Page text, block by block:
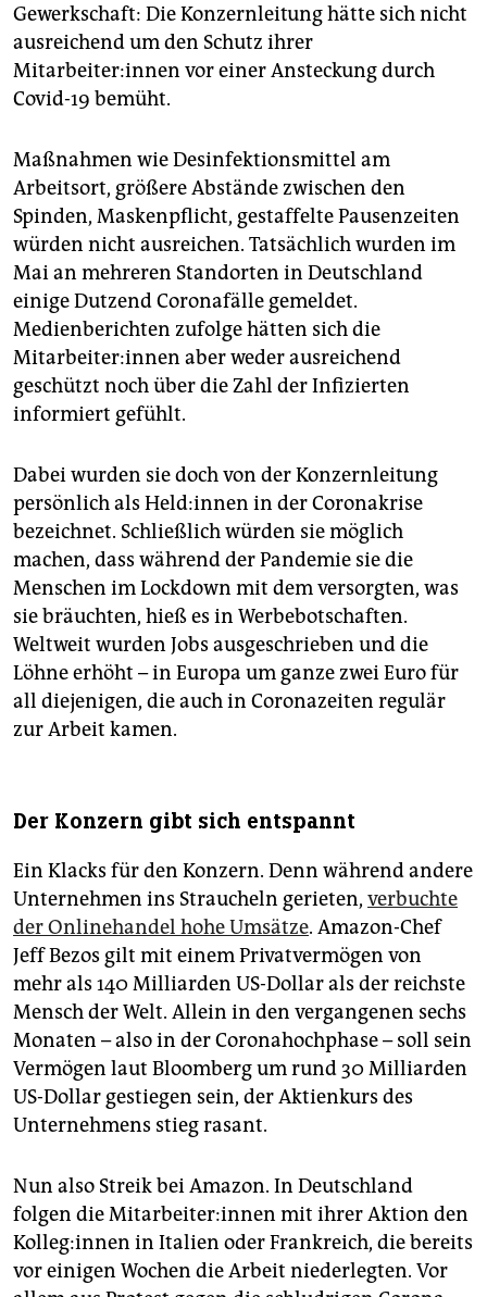
Gewerkschaft: Die Konzernleitung hätte sich nicht
ausreichend um den Schutz ihrer
Mitarbeiter:innen vor einer Ansteckung durch
Covid-19 bemüht.
Maßnahmen wie Desinfektionsmittel am
Arbeitsort, größere Abstände zwischen den
Spinden, Maskenpflicht, gestaffelte Pausenzeiten
würden nicht ausreichen. Tatsächlich wurden im
Mai an mehreren Standorten in Deutschland
einige Dutzend Coronafälle gemeldet.
Medienberichten zufolge hätten sich die
Mitarbeiter:innen aber weder ausreichend
geschützt noch über die Zahl der Infizierten
informiert gefühlt.
Dabei wurden sie doch von der Konzernleitung
persönlich als Held:innen in der Corona­krise
bezeichnet. Schließlich würden sie möglich
machen, dass während der Pandemie sie die
Menschen im Lockdown mit dem versorgten, was
sie bräuchten, hieß es in Werbebotschaften.
Weltweit wurden Jobs ausgeschrieben und die
Löhne erhöht – in Europa um ganze zwei Euro für
all diejenigen, die auch in Coronazeiten regulär
zur Arbeit kamen.
Der Konzern gibt sich entspannt
Ein Klacks für den Konzern. Denn während andere
Unternehmen ins Straucheln gerieten, verbuchte
der Onlinehandel hohe Umsätze. Amazon-Chef
Jeff Bezos gilt mit einem Privatvermögen von
mehr als 140 Milliarden US-Dollar als der reichste
Mensch der Welt. Allein in den vergangenen sechs
Monaten – also in der Coronahochphase – soll sein
Vermögen laut Bloomberg um rund 30 Milliarden
US-Dollar gestiegen sein, der Aktienkurs des
Unternehmens stieg rasant.
Nun also Streik bei Amazon. In Deutschland
folgen die Mitarbeiter:innen mit ihrer Aktion den
Kolleg:innen in Italien oder Frankreich, die bereits
vor einigen Wochen die Arbeit niederlegten. Vor